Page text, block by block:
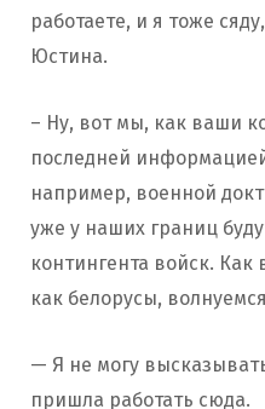
работаете, и я тоже
Юстина.
– Ну, вот мы, как ваши
последней
например, военной
уже у наших границ
контингента войск. Как
как белорусы,
— Я не могу
пришла работать сюда.